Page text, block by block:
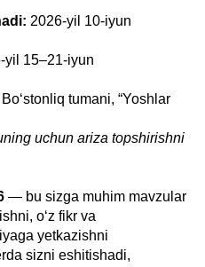
2026-yil 10-iyun
yil 15–21-iyun
tumani, “Yoshlar
uchun ariza topshirishni
— bu sizga muhim mavzular
o‘z fikr va
yetkazishni
sizni eshitishadi,